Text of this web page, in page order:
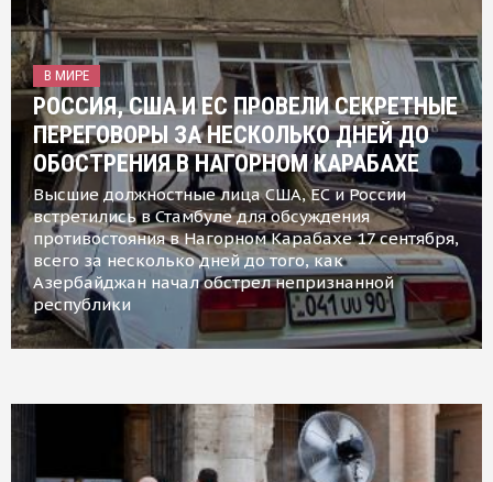
В МИРЕ
РОССИЯ, США И ЕС ПРОВЕЛИ СЕКРЕТНЫЕ
ПЕРЕГОВОРЫ ЗА НЕСКОЛЬКО ДНЕЙ ДО
ОБОСТРЕНИЯ В НАГОРНОМ КАРАБАХЕ
Высшие должностные лица США, ЕС и России
встретились в Стамбуле для обсуждения
противостояния в Нагорном Карабахе 17 сентября,
всего за несколько дней до того, как
Азербайджан начал обстрел непризнанной
республики